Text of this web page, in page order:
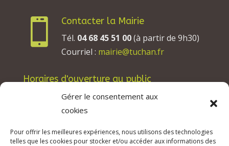
Gérer le consentement aux
cookies
Pour offrir les meilleures expériences, nous utilisons des technologies
telles que les cookies pour stocker et/ou accéder aux informations des

Contacter la Mairie
Tél. 04 68 45 51 00(à partir de 9h30)
Courriel : mairie@tuchan.fr
Horaires d'ouverture au public
Les lundis, mardis et jeudis : de 8h à 12h et de
13h30 à 17h30.
Les vendredis : de 8h à 12h.